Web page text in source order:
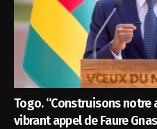
Togo. “Construisons notre
vibrant appel de Faure